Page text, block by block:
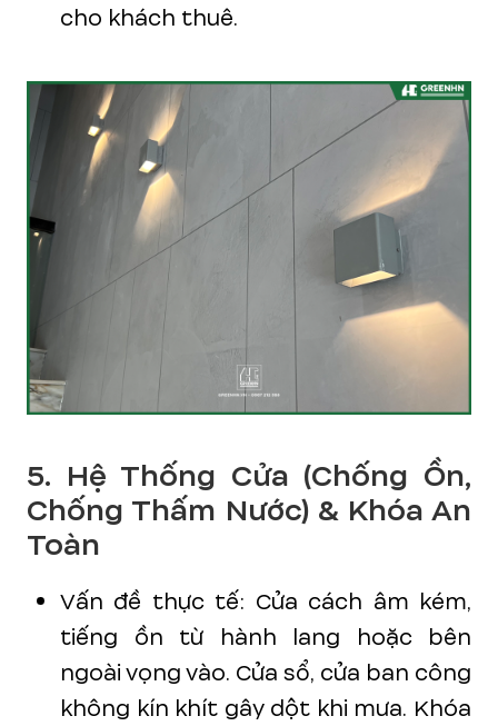
cho khách thuê.
5. Hệ Thống Cửa (Chống Ồn,
Chống Thấm Nước) & Khóa An
Toàn
Vấn đề thực tế: Cửa cách âm kém,
tiếng ồn từ hành lang hoặc bên
ngoài vọng vào. Cửa sổ, cửa ban công
không kín khít gây dột khi mưa. Khóa